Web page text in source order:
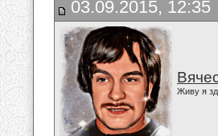
03.09.2015, 12:35
Живу я